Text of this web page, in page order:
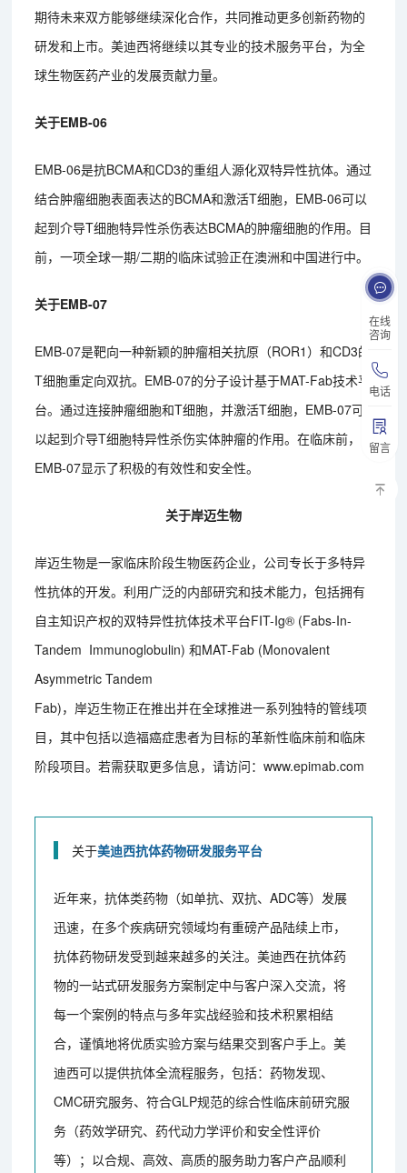
在线
咨询
电话
留言
期待未来双方能够继续深化合作，共同推动更多创新药物的
研发和上市。美迪西将继续以其专业的技术服务平台，为全
球生物医药产业的发展贡献力量。
关于EMB-06
EMB-06是抗BCMA和CD3的重组人源化双特异性抗体。通过
结合肿瘤细胞表面表达的BCMA和激活T细胞，EMB-06可以
起到介导T细胞特异性杀伤表达BCMA的肿瘤细胞的作用。目
前，一项全球一期/二期的临床试验正在澳洲和中国进行中。
关于EMB-07
EMB-07是靶向一种新颖的肿瘤相关抗原（ROR1）和CD3的
T细胞重定向双抗。EMB-07的分子设计基于MAT-Fab技术平
台。通过连接肿瘤细胞和T细胞，并激活T细胞，EMB-07可
以起到介导T细胞特异性杀伤实体肿瘤的作用。在临床前，
EMB-07显示了积极的有效性和安全性。
关于岸迈生物
岸迈生物是一家临床阶段生物医药企业，公司专长于多特异
性抗体的开发。利用广泛的内部研究和技术能力，包括拥有
自主知识产权的双特异性抗体技术平台FIT-Ig® (Fabs-In-
Tandem Immunoglobulin) 和MAT-Fab (Monovalent
Asymmetric Tandem
Fab)，岸迈生物正在推出并在全球推进一系列独特的管线项
目，其中包括以造福癌症患者为目标的革新性临床前和临床
阶段项目。若需获取更多信息，请访问：www.epimab.com
关于美迪西抗体药物研发服务平台
近年来，抗体类药物（如单抗、双抗、ADC等）发展
迅速，在多个疾病研究领域均有重磅产品陆续上市，
抗体药物研发受到越来越多的关注。美迪西在抗体药
物的一站式研发服务方案制定中与客户深入交流，将
每一个案例的特点与多年实战经验和技术积累相结
合，谨慎地将优质实验方案与结果交到客户手上。美
迪西可以提供抗体全流程服务，包括：药物发现、
CMC研究服务、符合GLP规范的综合性临床前研究服
务（药效学研究、药代动力学评价和安全性评价
等）；以合规、高效、高质的服务助力客户产品顺利